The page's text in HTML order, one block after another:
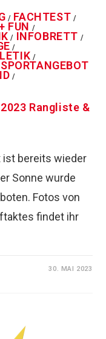
/ FACHTEST /
FUN /
/ INFOBRETT /
/
/
SPORTANGEBOT
/
Rangliste &
ist bereits wieder
Sonne wurde
Fotos von
findet ihr
30. MAI 2023